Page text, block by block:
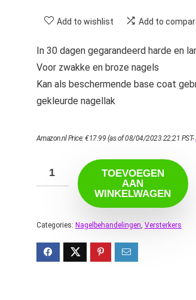
Add to wishlist Add to
In 30 dagen gegarandeerd harde en
Voor zwakke en broze nagels
Kan als beschermende base coat
gekleurde nagellak
Amazon.nl Price:€17.99 (as of 08/04/2023 22:21 PST-
TOEVOEGEN
AAN
WINKELWAGEN
Categories: Nagelbehandelingen, Versterkers